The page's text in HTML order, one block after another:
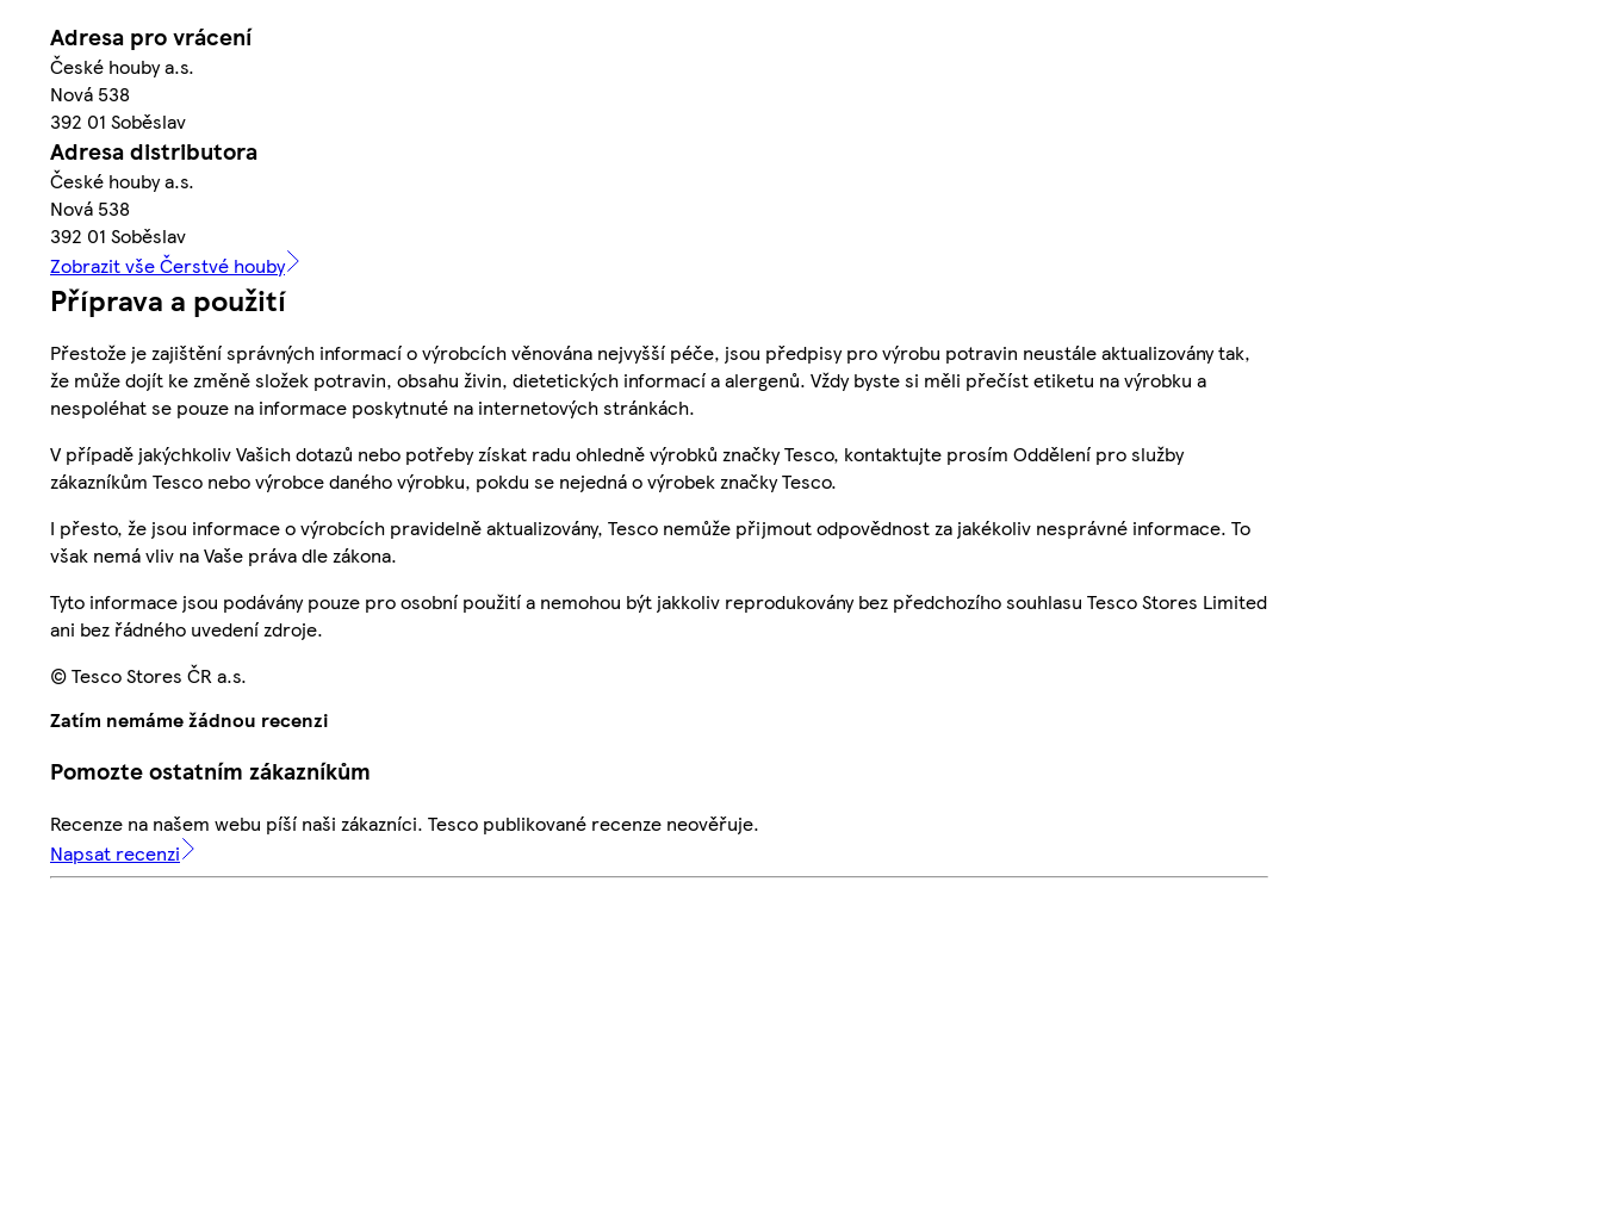
Adresa pro vrácení
České houby a.s.
Nová 538
392 01 Soběslav
Adresa distributora
České houby a.s.
Nová 538
392 01 Soběslav
Zobrazit vše Čerstvé houby
Příprava a použití
Přestože je zajištění správných informací o výrobcích věnována nejvyšší péče, jsou předpisy pro výrobu potravin neustále aktualizovány tak,
že může dojít ke změně složek potravin, obsahu živin, dietetických informací a alergenů. Vždy byste si měli přečíst etiketu na výrobku a
nespoléhat se pouze na informace poskytnuté na internetových stránkách.
V případě jakýchkoliv Vašich dotazů nebo potřeby získat radu ohledně výrobků značky Tesco, kontaktujte prosím Oddělení pro služby
zákazníkům Tesco nebo výrobce daného výrobku, pokdu se nejedná o výrobek značky Tesco.
I přesto, že jsou informace o výrobcích pravidelně aktualizovány, Tesco nemůže přijmout odpovědnost za jakékoliv nesprávné informace. To
však nemá vliv na Vaše práva dle zákona.
Tyto informace jsou podávány pouze pro osobní použití a nemohou být jakkoliv reprodukovány bez předchozího souhlasu Tesco Stores Limited
ani bez řádného uvedení zdroje.
© Tesco Stores ČR a.s.
Zatím nemáme žádnou recenzi
Pomozte ostatním zákazníkům
Recenze na našem webu píší naši zákazníci. Tesco publikované recenze neověřuje.
Napsat recenzi